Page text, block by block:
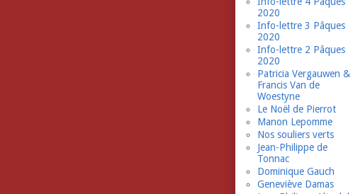
2020
Info-lettre 3 Pâques
2020
Info-lettre 2 Pâques
2020
Patricia Vergauwen &
Francis Van de
Woestyne
Le Noël de Pierrot
Manon Lepomme
Nos souliers verts
Jean-Philippe de
Tonnac
Dominique Gauch
Geneviève Damas